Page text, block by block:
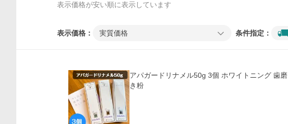
表示価格が安い順に表示しています
表示価格： 実質価格 条件指定：
アパガードリナメル50g 3個 ホワイトニング 歯磨
き粉